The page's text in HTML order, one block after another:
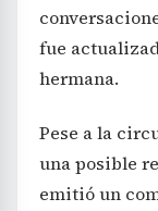
fue
hermana.
Pese a la
una posible
emitió un